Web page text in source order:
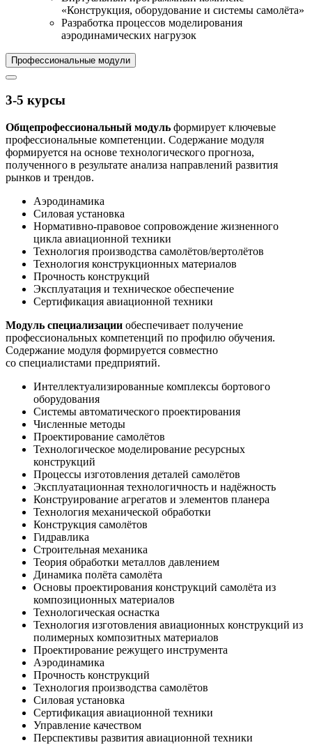
«Конструкция, оборудование и системы самолёта»
Разработка процессов моделирования
аэродинамических нагрузок
Профессиональные модули
3-5 курсы
Общепрофессиональный модуль формирует ключевые
профессиональные компетенции. Содержание модуля
формируется на основе технологического прогноза,
полученного в результате анализа направлений развития
рынков и трендов.
Аэродинамика
Силовая установка
Нормативно-правовое сопровождение жизненного
цикла авиационной техники
Технология производства самолётов/вертолётов
Технология конструкционных материалов
Прочность конструкций
Эксплуатация и техническое обеспечение
Сертификация авиационной техники
Модуль специализации обеспечивает получение
профессиональных компетенций по профилю обучения.
Содержание модуля формируется совместно
со специалистами предприятий.
Интеллектуализированные комплексы бортового
оборудования
Системы автоматического проектирования
Численные методы
Проектирование самолётов
Технологическое моделирование ресурсных
конструкций
Процессы изготовления деталей самолётов
Эксплуатационная технологичность и надёжность
Конструирование агрегатов и элементов планера
Технология механической обработки
Конструкция самолётов
Гидравлика
Строительная механика
Теория обработки металлов давлением
Динамика полёта самолёта
Основы проектирования конструкций самолёта из
композиционных материалов
Технологическая оснастка
Технология изготовления авиационных конструкций из
полимерных композитных материалов
Проектирование режущего инструмента
Аэродинамика
Прочность конструкций
Технология производства самолётов
Силовая установка
Сертификация авиационной техники
Управление качеством
Перспективы развития авиационной техники